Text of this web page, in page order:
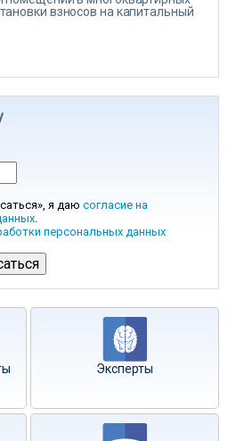
взносов на капитальный
я даю согласие на
.
персональных данных
Эксперты